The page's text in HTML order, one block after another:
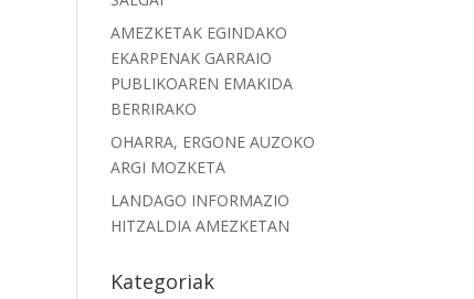
AMEZKETAK EGINDAKO
EKARPENAK GARRAIO
PUBLIKOAREN EMAKIDA
BERRIRAKO
OHARRA, ERGONE AUZOKO
ARGI MOZKETA
LANDAGO INFORMAZIO
HITZALDIA AMEZKETAN
Kategoriak